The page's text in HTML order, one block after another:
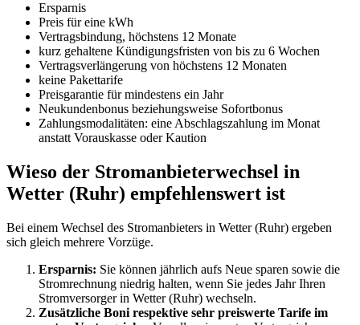
Ersparnis
Preis für eine kWh
Vertragsbindung, höchstens 12 Monate
kurz gehaltene Kündigungsfristen von bis zu 6 Wochen
Vertragsverlängerung von höchstens 12 Monaten
keine Pakettarife
Preisgarantie für mindestens ein Jahr
Neukundenbonus beziehungsweise Sofortbonus
Zahlungsmodalitäten: eine Abschlagszahlung im Monat
anstatt Vorauskasse oder Kaution
Wieso der Stromanbieterwechsel in
Wetter (Ruhr) empfehlenswert ist
Bei einem Wechsel des Stromanbieters in Wetter (Ruhr) ergeben
sich gleich mehrere Vorzüge.
Ersparnis: Sie können jährlich aufs Neue sparen sowie die
Stromrechnung niedrig halten, wenn Sie jedes Jahr Ihren
Stromversorger in Wetter (Ruhr) wechseln.
Zusätzliche Boni respektive sehr preiswerte Tarife im